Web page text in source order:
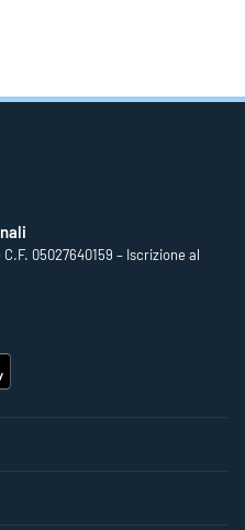
05027640159 – Iscrizione al